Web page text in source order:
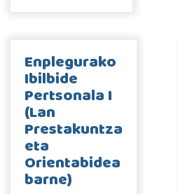
Enplegurako
Ibilbide
Pertsonala I
(Lan
Prestakuntza
eta
Orientabidea
barne)